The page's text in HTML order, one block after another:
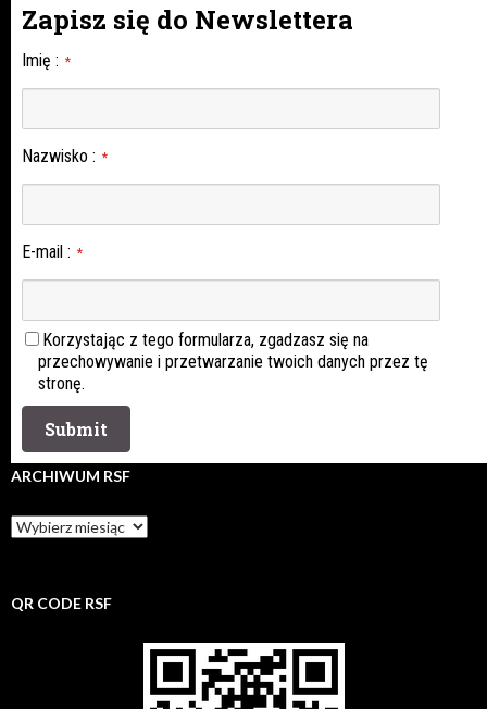
Zapisz się do Newslettera
Imię : *
Nazwisko : *
E-mail : *
Korzystając z tego formularza, zgadzasz się na
przechowywanie i przetwarzanie twoich danych przez tę
stronę.
ARCHIWUM RSF
Archiwum
rsf
QR CODE RSF